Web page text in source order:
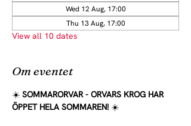
Wed 12 Aug, 17:00
Thu 13 Aug, 17:00
View all 10 dates
Om eventet
☀️ SOMMARORVAR - ORVARS KROG HAR
ÖPPET HELA SOMMAREN! ☀️